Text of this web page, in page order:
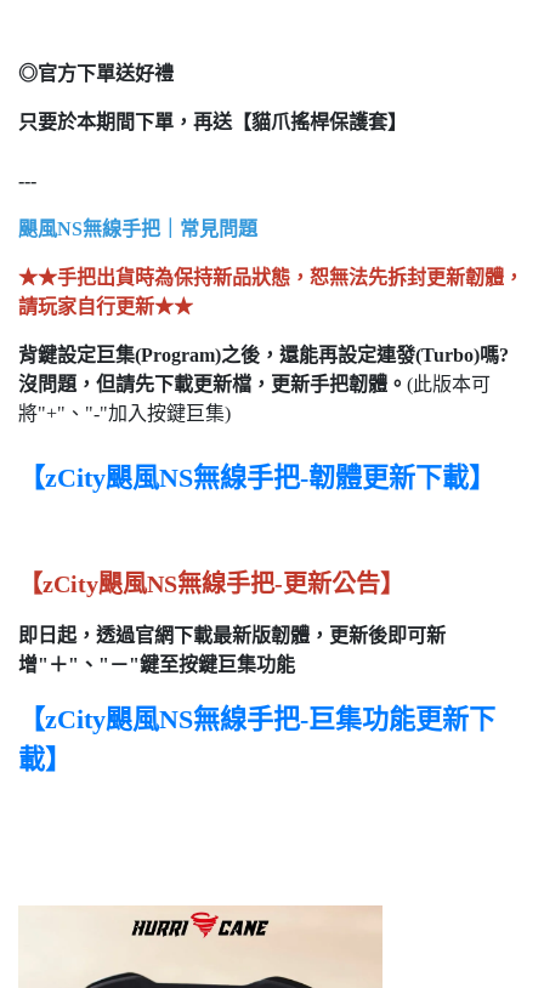
◎官方下單送好禮
只要於本期間下單，再送【貓爪搖桿保護套】
---
颶風NS無線手把｜常見問題
★★手把出貨時為保持新品狀態，恕無法先拆封更新韌體，
請玩家自行更新★★
背鍵設定巨集(Program)之後，還能再設定連發(Turbo)嗎?
沒問題，但請先下載更新檔，更新手把韌體。 (此版本可
將"+"、"-"加入按鍵巨集)
【zCity颶風NS無線手把-韌體更新下載】
【zCity颶風NS無線手把-更新公告】
即日起，透過官網下載最新版韌體，更新後即可新
增"＋"、"－"鍵至按鍵巨集功能
【zCity颶風NS無線手把-巨集功能更新下
載】